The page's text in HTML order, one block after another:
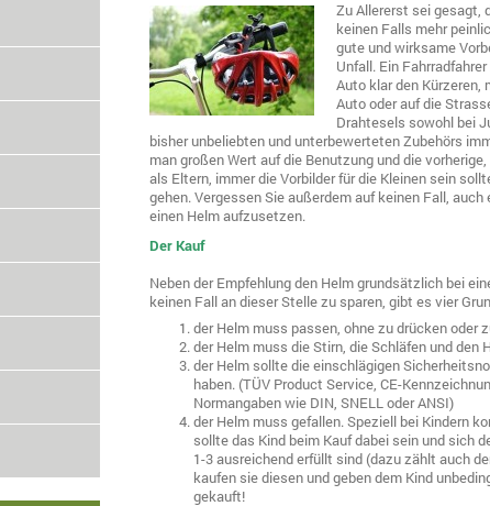
Zu Allererst sei gesagt,
keinen Falls mehr
gute und wirksame
Unfall. Ein
Auto klar den
Auto oder auf die
Drahtesels sowohl bei
bisher unbeliebten und unterbewerteten Zubehörs
man großen Wert auf die Benutzung und die
als Eltern, immer die Vorbilder für die Kleinen sein
gehen. Vergessen Sie außerdem auf keinen Fall,
einen Helm aufzusetzen.
Der Kauf
Neben der Empfehlung den Helm grundsätzlich bei
keinen Fall an dieser Stelle zu sparen, gibt es vier
der Helm muss passen, ohne zu drücken oder
der Helm muss die Stirn, die Schläfen und den
der Helm sollte die einschlägigen
haben. (TÜV Product Service, CE-
Normangaben wie DIN, SNELL oder ANSI)
der Helm muss gefallen. Speziell bei Kindern
sollte das Kind beim Kauf dabei sein und sich
1-3 ausreichend erfüllt sind (dazu zählt auch
kaufen sie diesen und geben dem Kind
gekauft!